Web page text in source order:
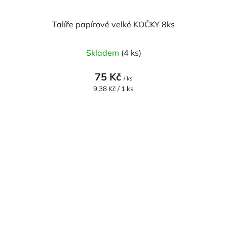
Talíře papírové velké KOČKY 8ks
Skladem (4 ks)
75 Kč / ks
Měrná
9,38 Kč / 1 ks